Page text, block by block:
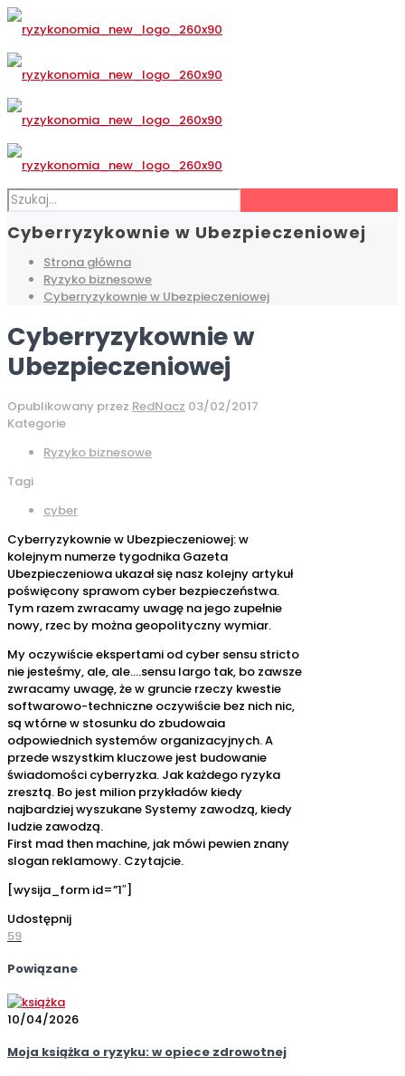
Cyberryzykownie w Ubezpieczeniowej
Strona główna
Ryzyko biznesowe
Cyberryzykownie w Ubezpieczeniowej
Cyberryzykownie w
Ubezpieczeniowej
Opublikowany przez RedNacz 03/02/2017
Kategorie
Ryzyko biznesowe
Tagi
cyber
Cyberryzykownie w Ubezpieczeniowej: w
kolejnym numerze tygodnika Gazeta
Ubezpieczeniowa ukazał się nasz kolejny artykuł
poświęcony sprawom cyber bezpieczeństwa.
Tym razem zwracamy uwagę na jego zupełnie
nowy, rzec by można geopolityczny wymiar.
My oczywiście ekspertami od cyber sensu stricto
nie jesteśmy, ale, ale….sensu largo tak, bo zawsze
zwracamy uwagę, że w gruncie rzeczy kwestie
softwarowo-techniczne oczywiście bez nich nic,
są wtórne w stosunku do zbudowaia
odpowiednich systemów organizacyjnych. A
przede wszystkim kluczowe jest budowanie
świadomości cyberryzka. Jak każdego ryzyka
zresztą. Bo jest milion przykładów kiedy
najbardziej wyszukane Systemy zawodzą, kiedy
ludzie zawodzą.
First mad then machine, jak mówi pewien znany
slogan reklamowy. Czytajcie.
[wysija_form id=”1″]
Udostępnij
59
Powiązane
10/04/2026
Moja książka o ryzyku: w opiece zdrowotnej